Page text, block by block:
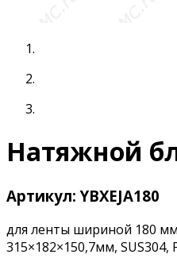
Натяжной
Артикул: YBXEJA180
для ленты шириной 180
315×182×150,7мм, SUS304,